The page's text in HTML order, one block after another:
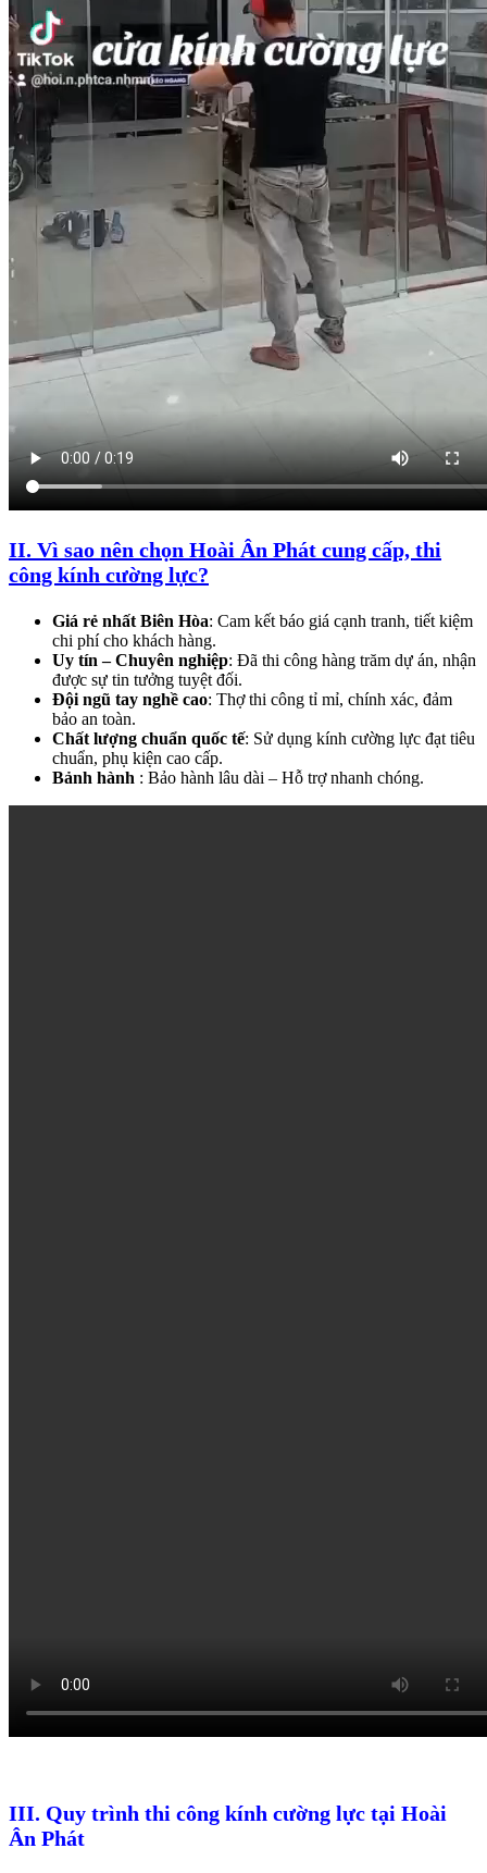
II. Vì sao nên chọn Hoài Ân Phát cung cấp, thi
công kính cường lực?
Giá rẻ nhất Biên Hòa: Cam kết báo giá cạnh tranh, tiết kiệm
chi phí cho khách hàng.
Uy tín – Chuyên nghiệp: Đã thi công hàng trăm dự án, nhận
được sự tin tưởng tuyệt đối.
Đội ngũ tay nghề cao: Thợ thi công tỉ mỉ, chính xác, đảm
bảo an toàn.
Chất lượng chuẩn quốc tế: Sử dụng kính cường lực đạt tiêu
chuẩn, phụ kiện cao cấp.
Bảnh hành : Bảo hành lâu dài – Hỗ trợ nhanh chóng.
III. Quy trình thi công kính cường lực tại Hoài
Ân Phát